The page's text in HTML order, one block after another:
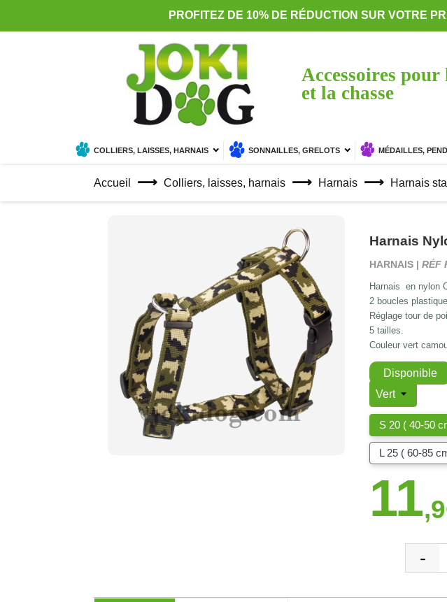
PROFITEZ DE 10% DE RÉDUCTION SUR VOTRE
Accessoires pour
et la chasse
COLLIERS, LAISSES, HARNAIS SONNAILLES, GRELOTS MÉDAILLES,
Accueil Colliers, laisses, harnais Harnais Harnais
Harnais
HARNAIS | RÉF
Harnais en nylon
2 boucles
Réglage tour de
5 tailles.
Couleur vert
Disponible
S 20 ( 40-50
L 25 ( 60-85
11